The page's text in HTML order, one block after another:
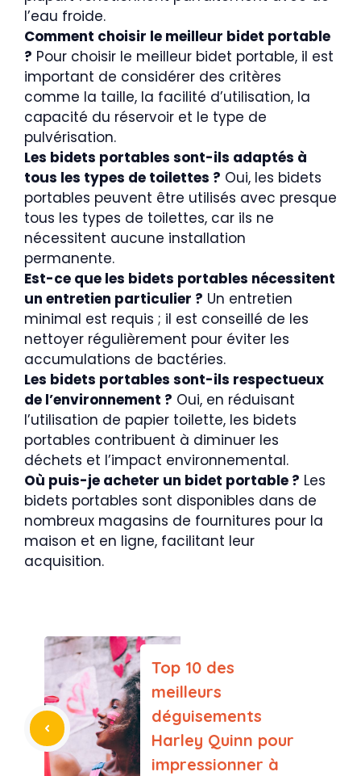
l’eau froide.
Comment choisir le meilleur bidet portable
? Pour choisir le meilleur bidet portable, il est
important de considérer des critères
comme la taille, la facilité d’utilisation, la
capacité du réservoir et le type de
pulvérisation.
Les bidets portables sont-ils adaptés à
tous les types de toilettes ? Oui, les bidets
portables peuvent être utilisés avec presque
tous les types de toilettes, car ils ne
nécessitent aucune installation
permanente.
Est-ce que les bidets portables nécessitent
un entretien particulier ? Un entretien
minimal est requis ; il est conseillé de les
nettoyer régulièrement pour éviter les
accumulations de bactéries.
Les bidets portables sont-ils respectueux
de l’environnement ? Oui, en réduisant
l’utilisation de papier toilette, les bidets
portables contribuent à diminuer les
déchets et l’impact environnemental.
Où puis-je acheter un bidet portable ? Les
bidets portables sont disponibles dans de
nombreux magasins de fournitures pour la
maison et en ligne, facilitant leur
acquisition.
Top 10 des
meilleurs
déguisements
Harley Quinn pour
impressionner à